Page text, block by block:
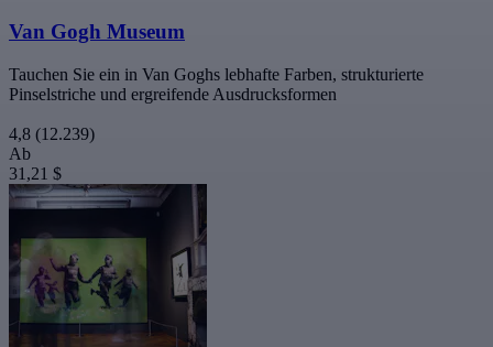
Van Gogh Museum
Tauchen Sie ein in Van Goghs lebhafte Farben, strukturierte
Pinselstriche und ergreifende Ausdrucksformen
4,8 (12.239)
Ab
31,21 $